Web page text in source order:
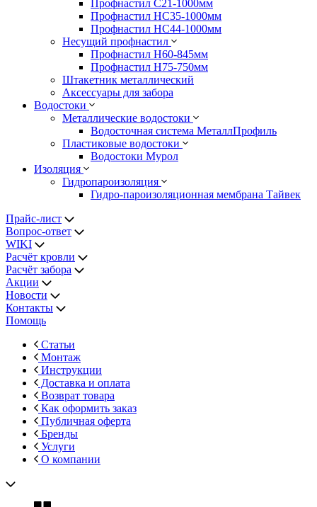
Профнастил С21-1000мм
Профнастил HC35-1000мм
Профнастил НС44-1000мм
Несущий профнастил
Профнастил Н60-845мм
Профнастил H75-750мм
Штакетник металлический
Аксессуары для забора
Водостоки
Металлические водостоки
Водосточная система МеталлПрофиль
Пластиковые водостоки
Водостоки Мурол
Изоляция
Гидропароизоляция
Гидро-пароизоляционная мембрана Тайвек
Прайс-лист
Вопрос-ответ
WIKI
Расчёт кровли
Расчёт забора
Акции
Новости
Контакты
Помощь
Статьи
Монтаж
Инструкции
Доставка и оплата
Возврат товара
Как оформить заказ
Публичная оферта
Бренды
Услуги
О компании